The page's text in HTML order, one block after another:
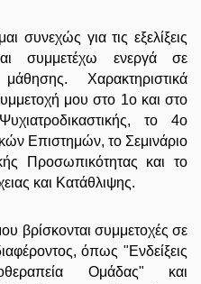
συνεχώς για τις εξελίξεις
συμμετέχω ενεργά σε
Χαρακτηριστικά
μου στο 1ο και στο
το 4ο
Επιστημών, το Σεμινάριο
Προσωπικότητας και το
και Κατάθλιψης.
βρίσκονται συμμετοχές σε
όπως "Ενδείξεις
Ομάδας" και